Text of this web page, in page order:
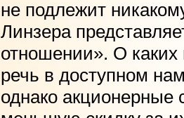
не подлежит
Линзера
отношении». О
речь в доступном
однако акционерные